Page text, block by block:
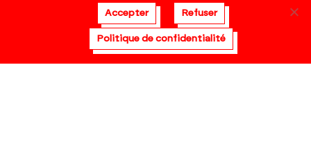
Accepter Refuser
Politique de confidentialité